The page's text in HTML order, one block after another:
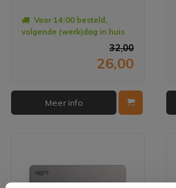
Voor 14:00 besteld,
volgende (werk)dag in huis
32,00
26,00
Meer info